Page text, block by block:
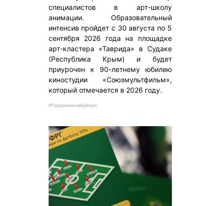
специалистов в арт-школу
анимации. Образовательный
интенсив пройдет с 30 августа по 5
сентября 2026 года на площадке
арт-кластера «Таврида» в Судаке
(Республика Крым) и будет
приурочен к 90-летнему юбилею
киностудии «Союзмультфильм»,
который отмечается в 2026 году.
#ПродвижениеБренда